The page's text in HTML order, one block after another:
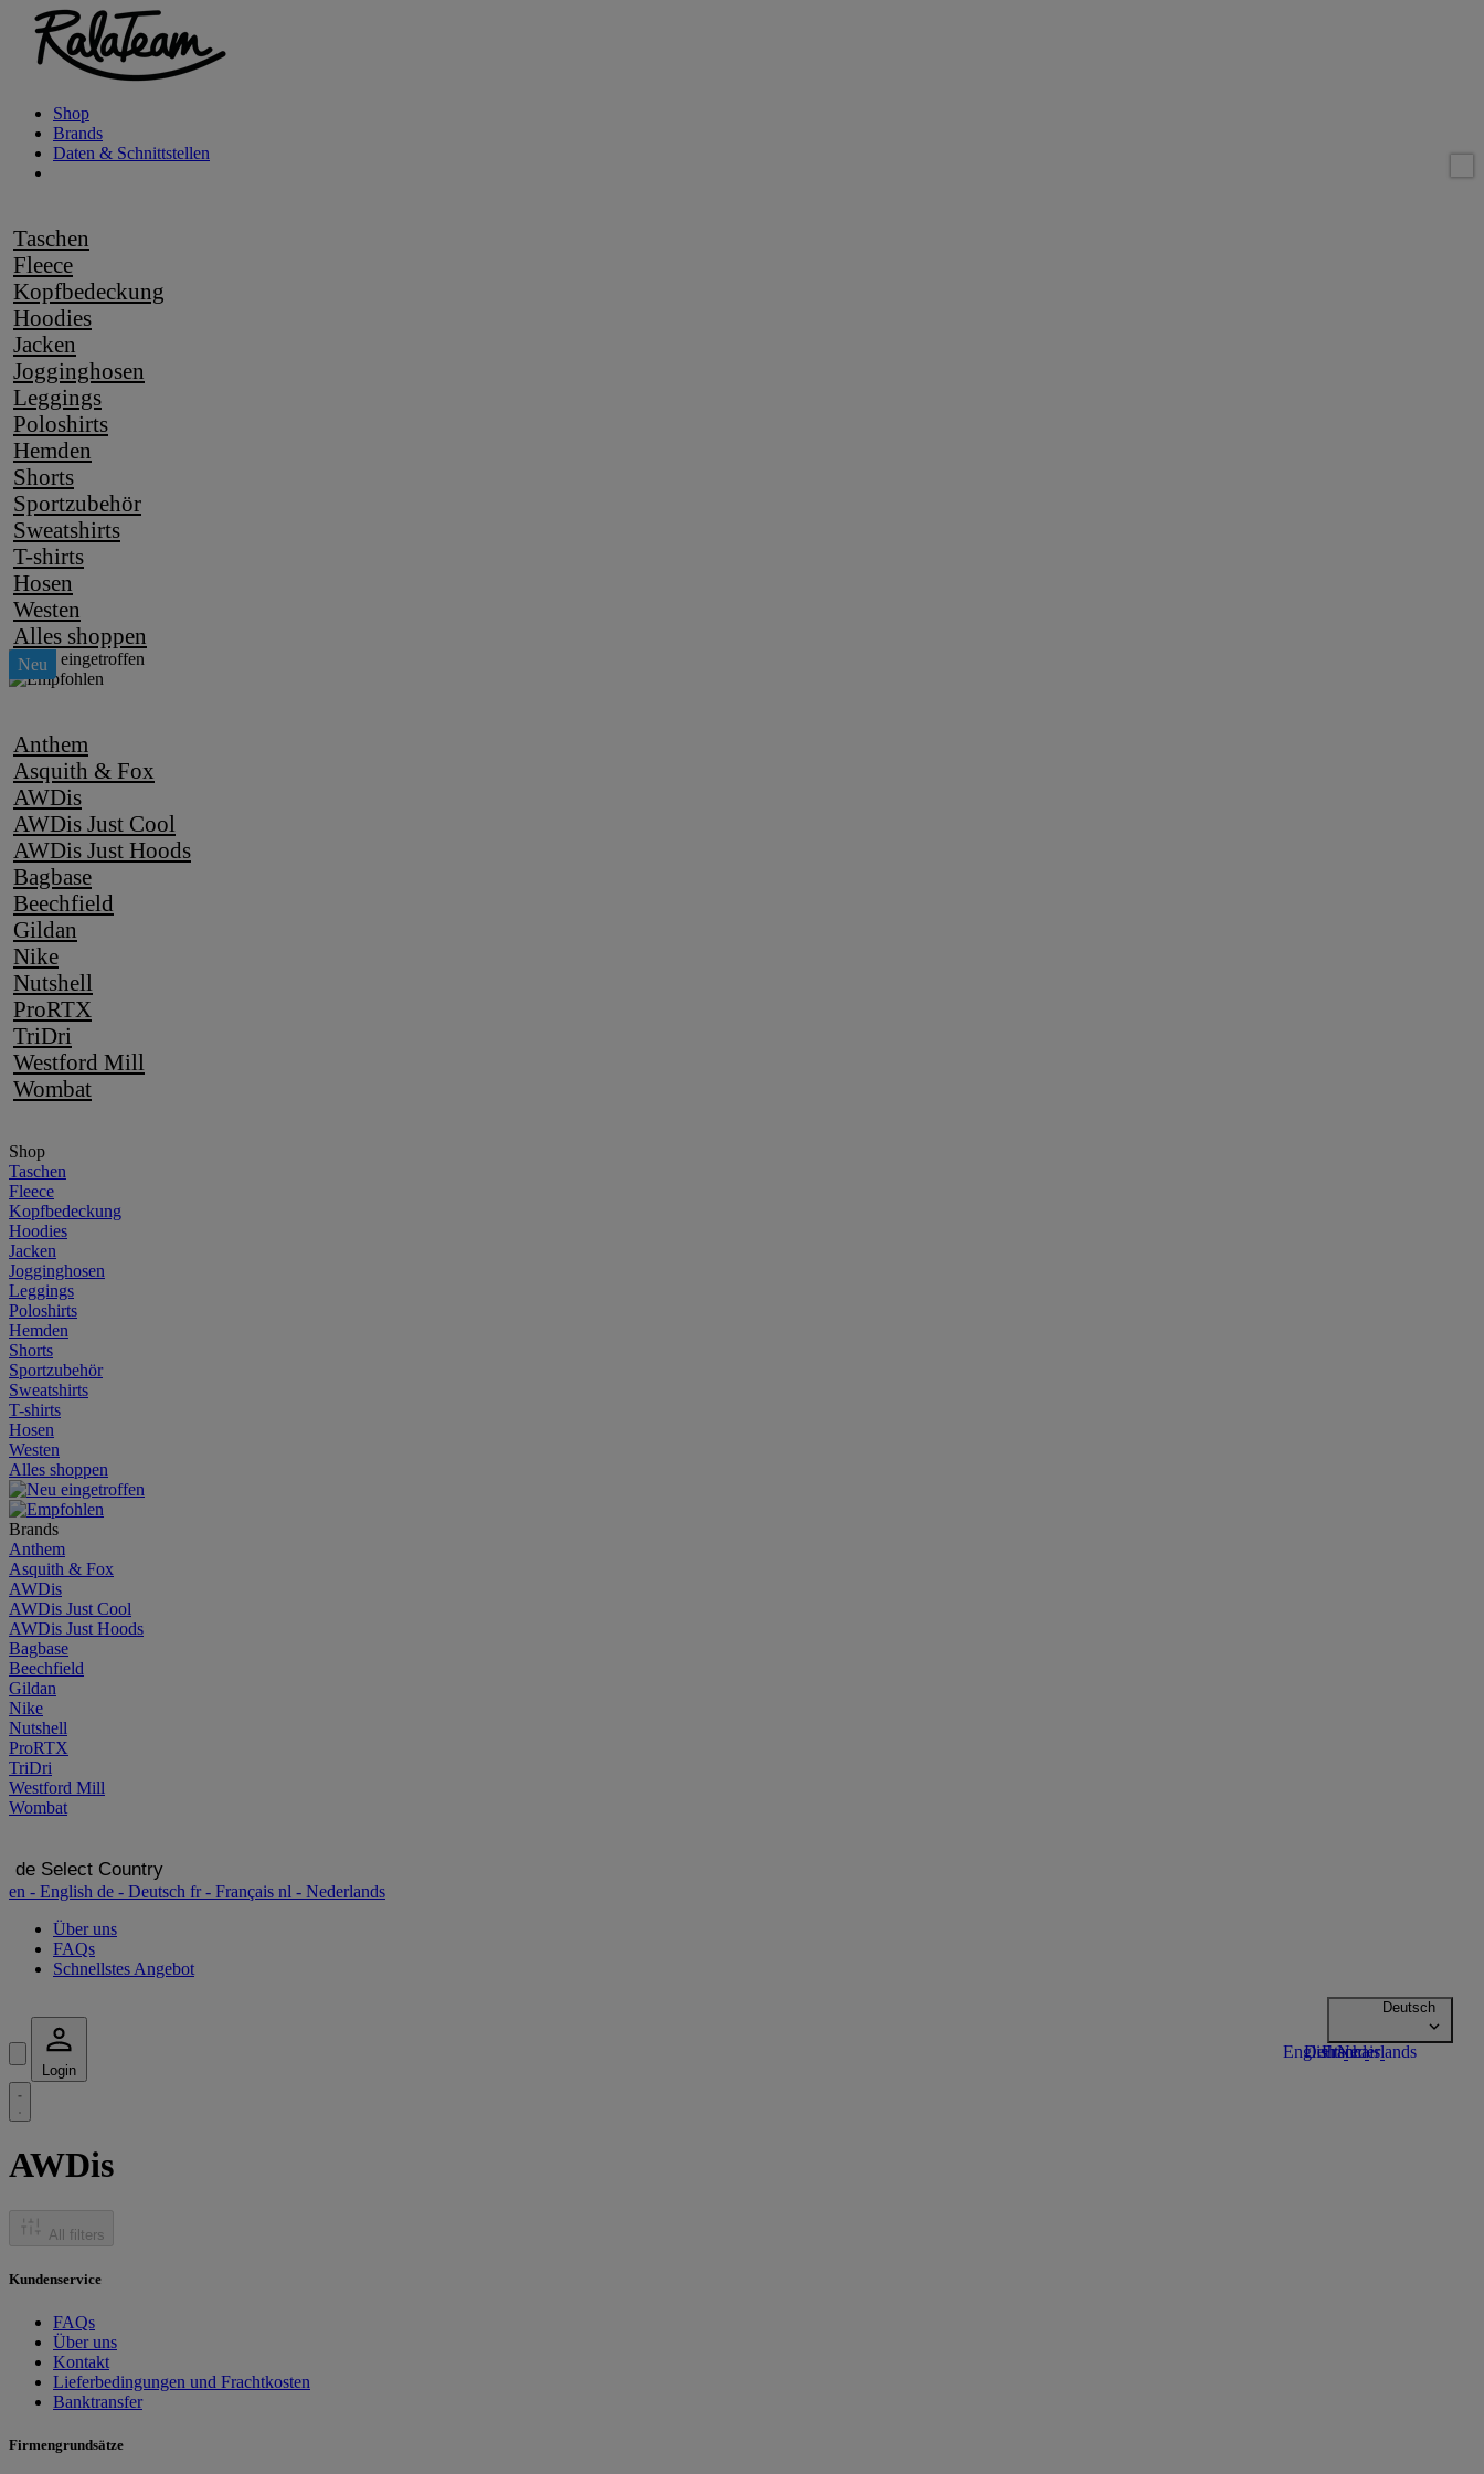
Shop
Brands
Daten & Schnittstellen
Taschen
Fleece
Kopfbedeckung
Hoodies
Jacken
Jogginghosen
Leggings
Poloshirts
Hemden
Shorts
Sportzubehör
Sweatshirts
T-shirts
Hosen
Westen
Alles shoppen
Anthem
Asquith & Fox
AWDis
AWDis Just Cool
AWDis Just Hoods
Bagbase
Beechfield
Gildan
Nike
Nutshell
ProRTX
TriDri
Westford Mill
Wombat
Shop
Taschen
Fleece
Kopfbedeckung
Hoodies
Jacken
Jogginghosen
Leggings
Poloshirts
Hemden
Shorts
Sportzubehör
Sweatshirts
T-shirts
Hosen
Westen
Alles shoppen
Brands
Anthem
Asquith & Fox
AWDis
AWDis Just Cool
AWDis Just Hoods
Bagbase
Beechfield
Gildan
Nike
Nutshell
ProRTX
TriDri
Westford Mill
Wombat
de Select Country
en - English de - Deutsch fr- Français nl - Nederlands
Über uns
FAQs
Schnellstes Angebot
Login
AWDis
All filters
Kundenservice
FAQs
Über uns
Kontakt
Lieferbedingungen und Frachtkosten
Banktransfer
Firmengrundsätze